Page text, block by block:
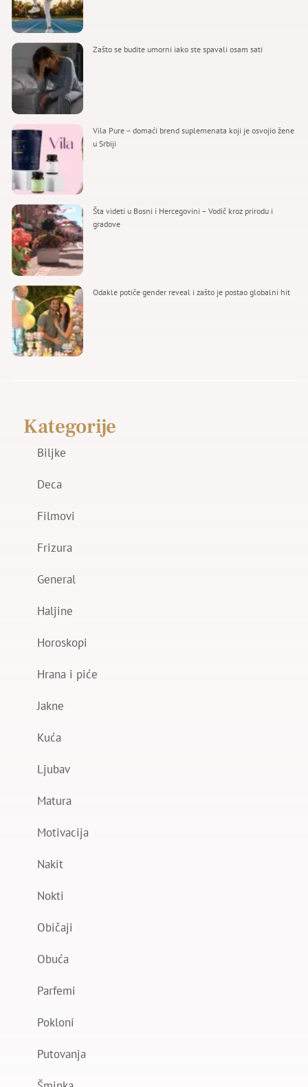
Zašto se budite umorni iako ste spavali osam sati
Vila Pure – domaći brend suplemenata koji je osvojio žene
u Srbiji
Šta videti u Bosni i Hercegovini – Vodič kroz prirodu i
gradove
Odakle potiče gender reveal i zašto je postao globalni hit
Kategorije
Biljke
Deca
Filmovi
Frizura
General
Haljine
Horoskopi
Hrana i piće
Jakne
Kuća
Ljubav
Matura
Motivacija
Nakit
Nokti
Običaji
Obuća
Parfemi
Pokloni
Putovanja